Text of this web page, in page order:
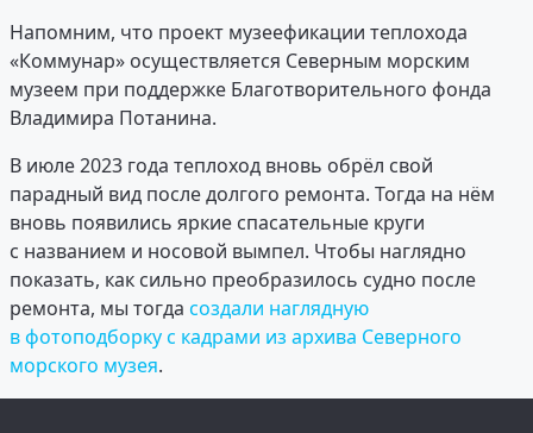
Напомним, что проект музеефикации теплохода
«Коммунар» осуществляется Северным морским
музеем при поддержке Благотворительного фонда
Владимира Потанина.
В июле 2023 года теплоход вновь обрёл свой
парадный вид после долгого ремонта. Тогда на нём
вновь появились яркие спасательные круги
с названием и носовой вымпел. Чтобы наглядно
показать, как сильно преобразилось судно после
ремонта, мы тогда создали наглядную
в фотоподборку с кадрами из архива Северного
морского музея.